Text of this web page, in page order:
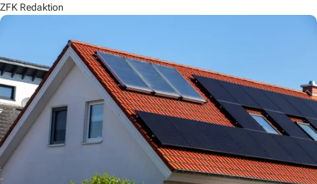
ZFK Redaktion